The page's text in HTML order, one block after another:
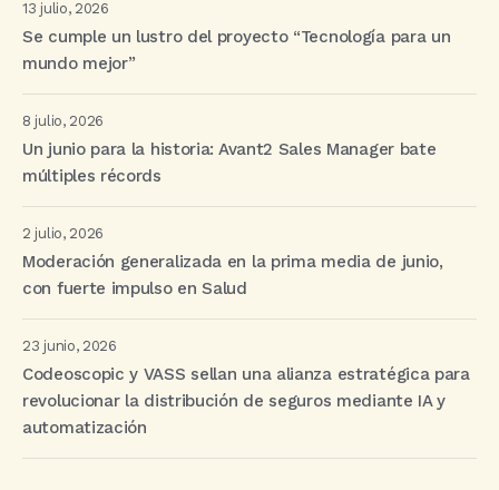
13 julio, 2026
Se cumple un lustro del proyecto “Tecnología para un
mundo mejor”
8 julio, 2026
Un junio para la historia: Avant2 Sales Manager bate
múltiples récords
2 julio, 2026
Moderación generalizada en la prima media de junio,
con fuerte impulso en Salud
23 junio, 2026
Codeoscopic y VASS sellan una alianza estratégica para
revolucionar la distribución de seguros mediante IA y
automatización